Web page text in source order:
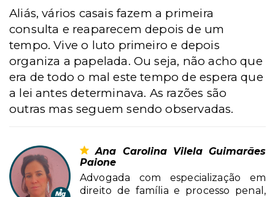
Aliás, vários casais fazem a primeira
consulta e reaparecem depois de um
tempo. Vive o luto primeiro e depois
organiza a papelada. Ou seja, não acho que
era de todo o mal este tempo de espera que
a lei antes determinava. As razões são
outras mas seguem sendo observadas.
Ana Carolina Vilela Guimarães
Paione
Advogada com especialização em
direito de família e processo penal,